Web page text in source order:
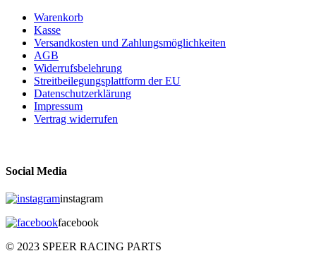
Warenkorb
Kasse
Versandkosten und Zahlungsmöglichkeiten
AGB
Widerrufsbelehrung
Streitbeilegungsplattform der EU
Datenschutzerklärung
Impressum
Vertrag widerrufen
Social Media
instagram
facebook
© 2023 SPEER RACING PARTS